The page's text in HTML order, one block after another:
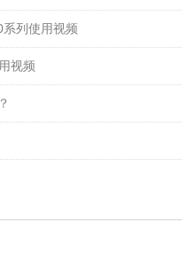
列使用视频
视频